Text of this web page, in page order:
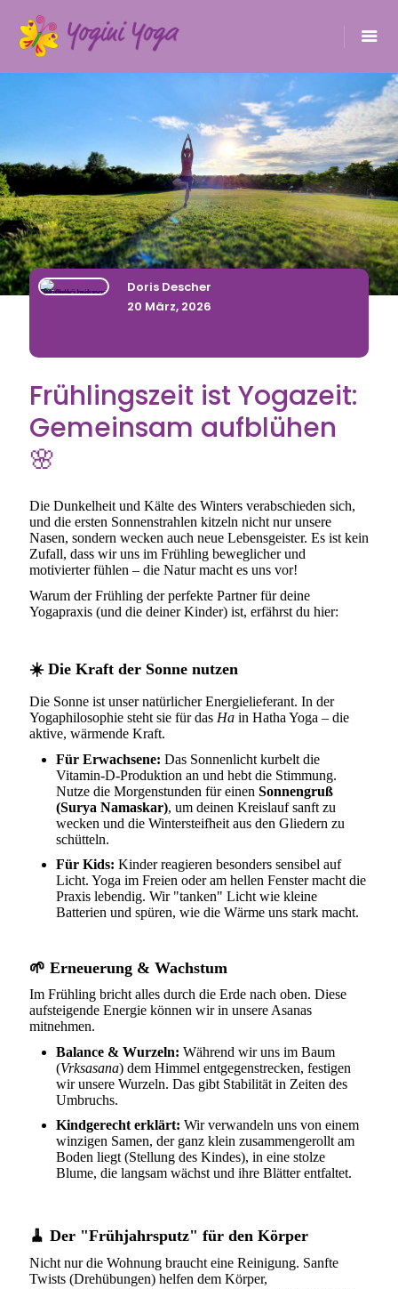
Doris Descher
20 März, 2026
Frühlingszeit ist Yogazeit:
Gemeinsam aufblühen
🌸
Die Dunkelheit und Kälte des Winters verabschieden sich,
und die ersten Sonnenstrahlen kitzeln nicht nur unsere
Nasen, sondern wecken auch neue Lebensgeister. Es ist kein
Zufall, dass wir uns im Frühling beweglicher und
motivierter fühlen – die Natur macht es uns vor!
Warum der Frühling der perfekte Partner für deine
Yogapraxis (und die deiner Kinder) ist, erfährst du hier:
☀️Die Kraft der Sonne nutzen
Die Sonne ist unser natürlicher Energielieferant. In der
Yogaphilosophie steht sie für das Ha in Hatha Yoga – die
aktive, wärmende Kraft.
Für Erwachsene: Das Sonnenlicht kurbelt die
Vitamin-D-Produktion an und hebt die Stimmung.
Nutze die Morgenstunden für einen Sonnengruß
(Surya Namaskar), um deinen Kreislauf sanft zu
wecken und die Wintersteifheit aus den Gliedern zu
schütteln.
Für Kids: Kinder reagieren besonders sensibel auf
Licht. Yoga im Freien oder am hellen Fenster macht die
Praxis lebendig. Wir "tanken" Licht wie kleine
Batterien und spüren, wie die Wärme uns stark macht.
🌱 Erneuerung & Wachstum
Im Frühling bricht alles durch die Erde nach oben. Diese
aufsteigende Energie können wir in unsere Asanas
mitnehmen.
Balance & Wurzeln: Während wir uns im Baum
(Vrksasana) dem Himmel entgegenstrecken, festigen
wir unsere Wurzeln. Das gibt Stabilität in Zeiten des
Umbruchs.
Kindgerecht erklärt: Wir verwandeln uns von einem
winzigen Samen, der ganz klein zusammengerollt am
Boden liegt (Stellung des Kindes), in eine stolze
Blume, die langsam wächst und ihre Blätter entfaltet.
🧹 Der "Frühjahrsputz" für den Körper
Nicht nur die Wohnung braucht eine Reinigung. Sanfte
Twists (Drehübungen) helfen dem Körper,